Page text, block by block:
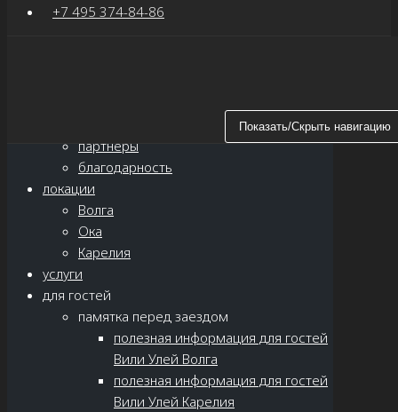
+7 495 374-84-86
Показать/Скрыть навигацию
партнёры
благодарность
локации
Волга
Ока
Карелия
услуги
для гостей
памятка перед заездом
полезная информация для гостей
Вили Улей Волга
полезная информация для гостей
Вили Улей Карелия